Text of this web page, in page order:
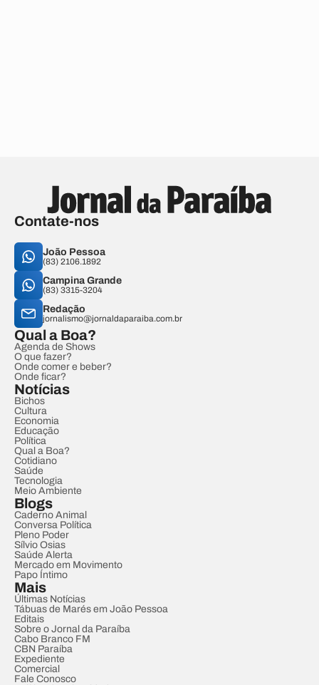
Contate-nos
João Pessoa
(83) 2106.1892
Campina Grande
(83) 3315-3204
Redação
jornalismo@jornaldaparaiba.com.br
Qual a Boa?
Agenda de Shows
O que fazer?
Onde comer e beber?
Onde ficar?
Notícias
Bichos
Cultura
Economia
Educação
Política
Qual a Boa?
Cotidiano
Saúde
Tecnologia
Meio Ambiente
Blogs
Caderno Animal
Conversa Política
Pleno Poder
Sílvio Osias
Saúde Alerta
Mercado em Movimento
Papo Íntimo
Mais
Últimas Notícias
Tábuas de Marés em João Pessoa
Editais
Sobre o Jornal da Paraíba
Cabo Branco FM
CBN Paraíba
Expediente
Comercial
Fale Conosco